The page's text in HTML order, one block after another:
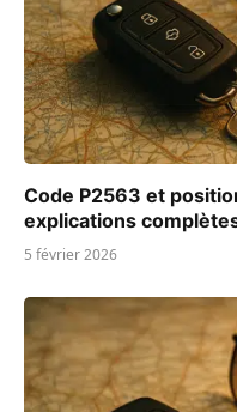
Code P2563 et
explications
5 février 2026